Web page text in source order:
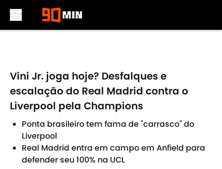
Vini Jr. joga hoje? Desfalques e
escalação do Real Madrid contra o
Liverpool pela Champions
Ponta brasileiro tem fama de "carrasco" do
Liverpool
Real Madrid entra em campo em Anfield para
defender seu 100% na UCL